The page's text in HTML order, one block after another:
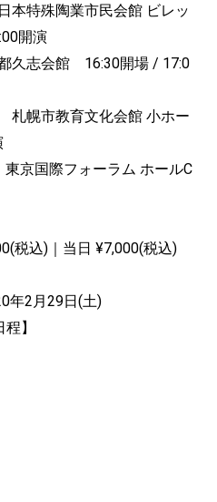
特殊陶業市民会館 ビレッ
開演
志会館 16:30開場 / 17:0
幌市教育文化会館 小ホー
京国際フォーラム ホールC
税込)｜当日 ¥7,000(税込)
年2月29日(土)
】